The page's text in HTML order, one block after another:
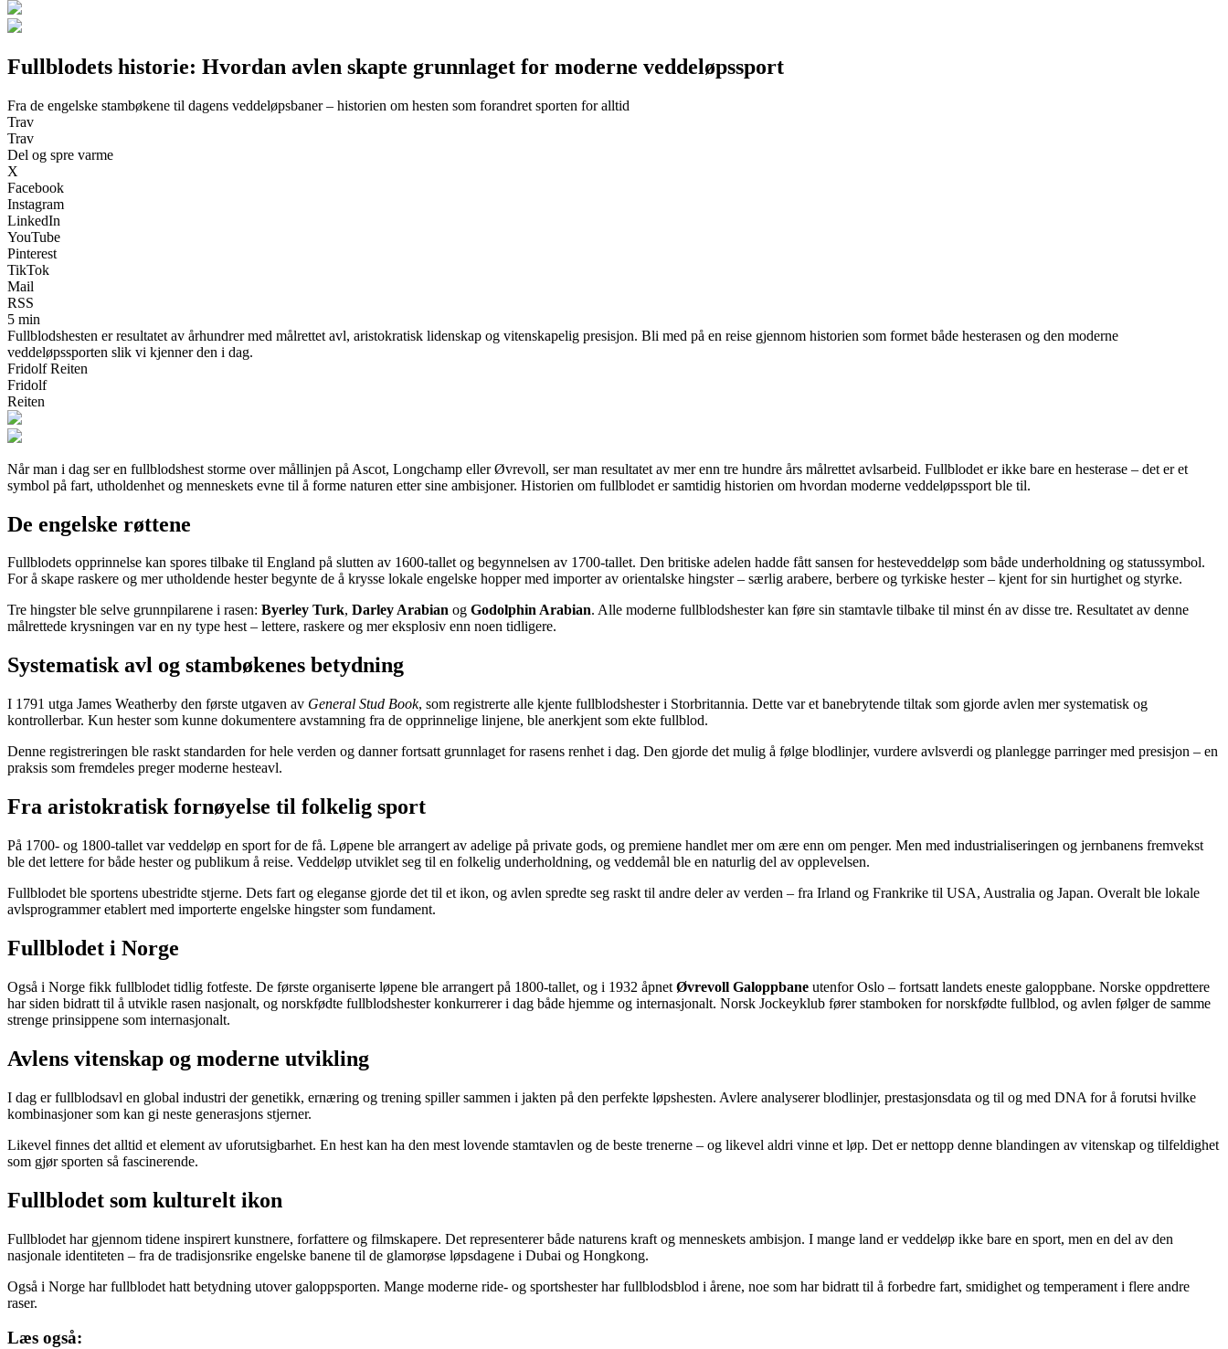
Fullblodets historie: Hvordan avlen skapte grunnlaget for moderne veddeløpssport
Fra de engelske stambøkene til dagens veddeløpsbaner – historien om hesten som forandret sporten for alltid
Trav
Trav
Del og spre varme
X
Facebook
Instagram
LinkedIn
YouTube
Pinterest
TikTok
Mail
RSS
5 min
Fullblodshesten er resultatet av århundrer med målrettet avl, aristokratisk lidenskap og vitenskapelig presisjon. Bli med på en reise gjennom historien som formet både hesterasen og den moderne
veddeløpssporten slik vi kjenner den i dag.
Fridolf Reiten
Fridolf
Reiten
Når man i dag ser en fullblodshest storme over mållinjen på Ascot, Longchamp eller Øvrevoll, ser man resultatet av mer enn tre hundre års målrettet avlsarbeid. Fullblodet er ikke bare en hesterase – det er et
symbol på fart, utholdenhet og menneskets evne til å forme naturen etter sine ambisjoner. Historien om fullblodet er samtidig historien om hvordan moderne veddeløpssport ble til.
De engelske røttene
Fullblodets opprinnelse kan spores tilbake til England på slutten av 1600-tallet og begynnelsen av 1700-tallet. Den britiske adelen hadde fått sansen for hesteveddeløp som både underholdning og statussymbol.
For å skape raskere og mer utholdende hester begynte de å krysse lokale engelske hopper med importer av orientalske hingster – særlig arabere, berbere og tyrkiske hester – kjent for sin hurtighet og styrke.
Tre hingster ble selve grunnpilarene i rasen: Byerley Turk, Darley Arabian og Godolphin Arabian. Alle moderne fullblodshester kan føre sin stamtavle tilbake til minst én av disse tre. Resultatet av denne
målrettede krysningen var en ny type hest – lettere, raskere og mer eksplosiv enn noen tidligere.
Systematisk avl og stambøkenes betydning
I 1791 utga James Weatherby den første utgaven av General Stud Book, som registrerte alle kjente fullblodshester i Storbritannia. Dette var et banebrytende tiltak som gjorde avlen mer systematisk og
kontrollerbar. Kun hester som kunne dokumentere avstamning fra de opprinnelige linjene, ble anerkjent som ekte fullblod.
Denne registreringen ble raskt standarden for hele verden og danner fortsatt grunnlaget for rasens renhet i dag. Den gjorde det mulig å følge blodlinjer, vurdere avlsverdi og planlegge parringer med presisjon – en
praksis som fremdeles preger moderne hesteavl.
Fra aristokratisk fornøyelse til folkelig sport
På 1700- og 1800-tallet var veddeløp en sport for de få. Løpene ble arrangert av adelige på private gods, og premiene handlet mer om ære enn om penger. Men med industrialiseringen og jernbanens fremvekst
ble det lettere for både hester og publikum å reise. Veddeløp utviklet seg til en folkelig underholdning, og veddemål ble en naturlig del av opplevelsen.
Fullblodet ble sportens ubestridte stjerne. Dets fart og eleganse gjorde det til et ikon, og avlen spredte seg raskt til andre deler av verden – fra Irland og Frankrike til USA, Australia og Japan. Overalt ble lokale
avlsprogrammer etablert med importerte engelske hingster som fundament.
Fullblodet i Norge
Også i Norge fikk fullblodet tidlig fotfeste. De første organiserte løpene ble arrangert på 1800-tallet, og i 1932 åpnet Øvrevoll Galoppbane utenfor Oslo – fortsatt landets eneste galoppbane. Norske oppdrettere
har siden bidratt til å utvikle rasen nasjonalt, og norskfødte fullblodshester konkurrerer i dag både hjemme og internasjonalt. Norsk Jockeyklub fører stamboken for norskfødte fullblod, og avlen følger de samme
strenge prinsippene som internasjonalt.
Avlens vitenskap og moderne utvikling
I dag er fullblodsavl en global industri der genetikk, ernæring og trening spiller sammen i jakten på den perfekte løpshesten. Avlere analyserer blodlinjer, prestasjonsdata og til og med DNA for å forutsi hvilke
kombinasjoner som kan gi neste generasjons stjerner.
Likevel finnes det alltid et element av uforutsigbarhet. En hest kan ha den mest lovende stamtavlen og de beste trenerne – og likevel aldri vinne et løp. Det er nettopp denne blandingen av vitenskap og tilfeldighet
som gjør sporten så fascinerende.
Fullblodet som kulturelt ikon
Fullblodet har gjennom tidene inspirert kunstnere, forfattere og filmskapere. Det representerer både naturens kraft og menneskets ambisjon. I mange land er veddeløp ikke bare en sport, men en del av den
nasjonale identiteten – fra de tradisjonsrike engelske banene til de glamorøse løpsdagene i Dubai og Hongkong.
Også i Norge har fullblodet hatt betydning utover galoppsporten. Mange moderne ride- og sportshester har fullblodsblod i årene, noe som har bidratt til å forbedre fart, smidighet og temperament i flere andre
raser.
Læs også: